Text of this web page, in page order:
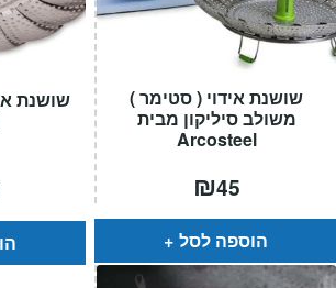
שושנת
הוא:
שושנת אידוי ( סטימר )
משולב סיליקון מבית
Arcosteel
₪45
הוספה לסל